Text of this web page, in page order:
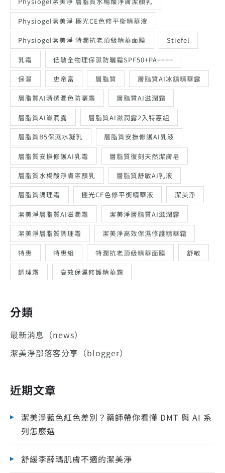
Physiogel潔美淨 極光CE色修平衡精華液
Physiogel潔美淨 特潤抗老頂級精華面膜 Stiefel
乳霜 低敏全物理保濕防曬霜SPF50+PA++++
保濕 史帝富 層脂質 層脂質AI冰鎮精華露
層脂質AI清透潤色防曬霜 層脂質AI滋潤霜
層脂質AI滋潤露 層脂質AI滋潤露2入特惠組
層脂質B5保濕水凝乳 層脂質安撫修護AI乳液
層脂質安撫修護AI乳霜 層脂質復刻天然潔膚皂
層脂質水楊酸淨膚潔顏乳 層脂質舒敏AI乳液
層脂質調理霜 極光CE色修平衡精華液 潔美淨
潔美淨層脂質AI滋潤霜 潔美淨層脂質AI滋潤露
潔美淨層脂質調理霜 潔美淨高效保濕修護精華霜
特惠 特惠組 特潤抗老頂級精華面膜 舒敏
調理霜 高效保濕修護精華霜
分類
最新消息（news）
潔美淨部落客分享（blogger）
近期文章
潔美淨藍色紅色差別？藥師帶你看懂 DMT 與 AI 系
列怎麼選
舒緩李薛瑪肌膚不適的潔美淨